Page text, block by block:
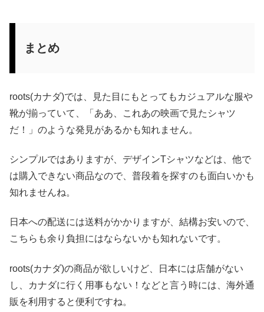
まとめ
roots(カナダ)では、見た目にもとってもカジュアルな服や
靴が揃っていて、「ああ、これあの映画で見たシャツ
だ！」のような発見があるかも知れません。
シンプルではありますが、デザインTシャツなどは、他で
は購入できない商品なので、普段着を探すのも面白いかも
知れませんね。
日本への配送には送料がかかりますが、結構お安いので、
こちらも余り負担にはならないかも知れないです。
roots(カナダ)の商品が欲しいけど、日本には店舗がない
し、カナダに行く用事もない！などと言う時には、海外通
販を利用すると便利ですね。